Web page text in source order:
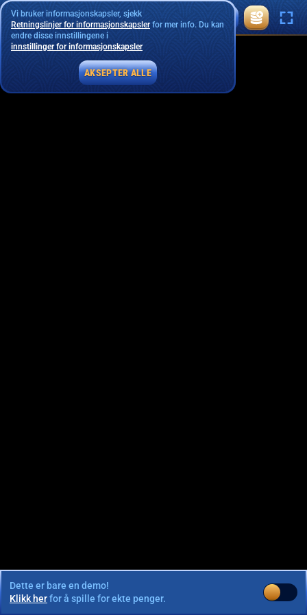
Dette er bare en demo!
Klikk herfor å spille for ekte penger.
Vi bruker informasjonskapsler, sjekk
Retningslinjer for informasjonskapslerfor mer info. Du kan
endre disse innstillingene i
innstillinger for informasjonskapsler
AKSEPTER ALLE